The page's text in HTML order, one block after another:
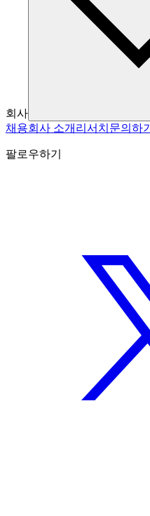
회사
채용회사 소개 리서치 문의하기
팔로우하기